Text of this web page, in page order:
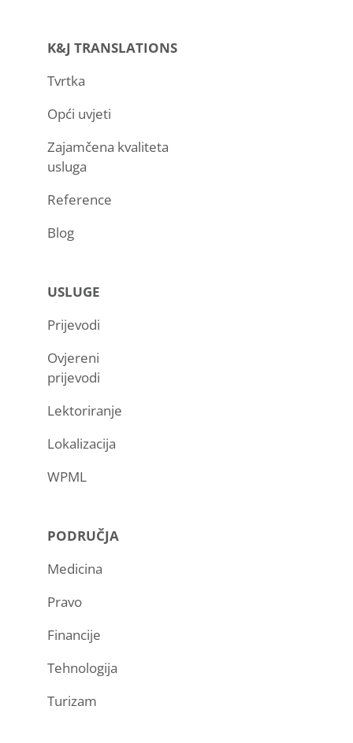
K&J TRANSLATIONS
Tvrtka
Opći uvjeti
Zajamčena kvaliteta
usluga
Reference
Blog
USLUGE
Prijevodi
Ovjereni
prijevodi
Lektoriranje
Lokalizacija
WPML
PODRUČJA
Medicina
Pravo
Financije
Tehnologija
Turizam